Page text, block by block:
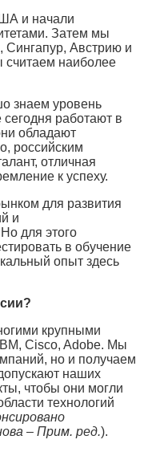
и начали
Затем мы
Сингапур, Австрию и
наиболее
знаем уровень
сегодня работают в
обладают
российским
отличная
к успеху.
для развития
и
для этого
в обучение
опыт здесь
крупными
Сisco, Adobe. Мы
но и получаем
наших
чтобы они могли
технологий
– Прим. ред.).